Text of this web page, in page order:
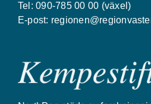
Tel: 090-785 00 00 (växel)
E-post: